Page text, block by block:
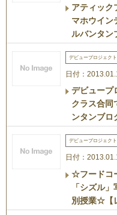
アティック
マホウイン
ルバンタン
デビュープロジェクト
日付：
デビュープ
クラス合同
ンタンブロ
デビュープロジェクト
日付：
☆フードコ
「シズル
別授業☆【